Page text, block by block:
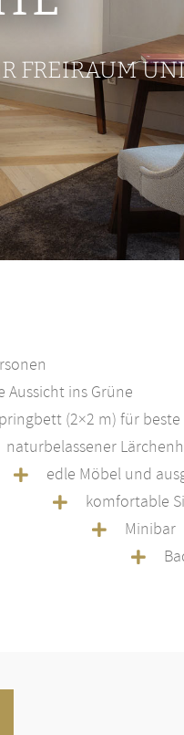
FREIRAUM
ins Grüne
(2×2 m) für
naturbelassener
edle Möbel und
komfortable
Minibar